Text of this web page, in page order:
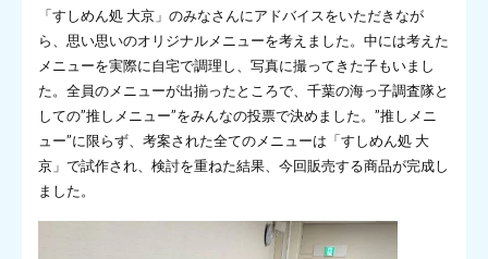
「すしめん処 大京」のみなさんにアドバイスをいただきなが
ら、思い思いのオリジナルメニューを考えました。中には考えた
メニューを実際に自宅で調理し、写真に撮ってきた子もいまし
た。全員のメニューが出揃ったところで、千葉の海っ子調査隊と
しての”推しメニュー”をみんなの投票で決めました。”推しメニ
ュー”に限らず、考案された全てのメニューは「すしめん処 大
京」で試作され、検討を重ねた結果、今回販売する商品が完成し
ました。